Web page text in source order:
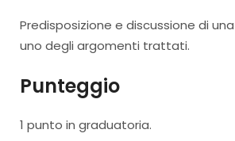
Predisposizione e discussione di
uno degli argomenti trattati.
Punteggio
1 punto in graduatoria.